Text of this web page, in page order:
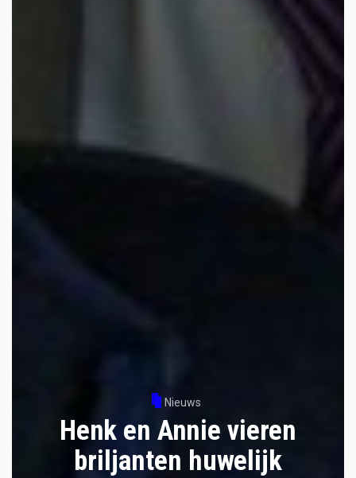
Nieuws
Henk en Annie vieren
briljanten huwelijk